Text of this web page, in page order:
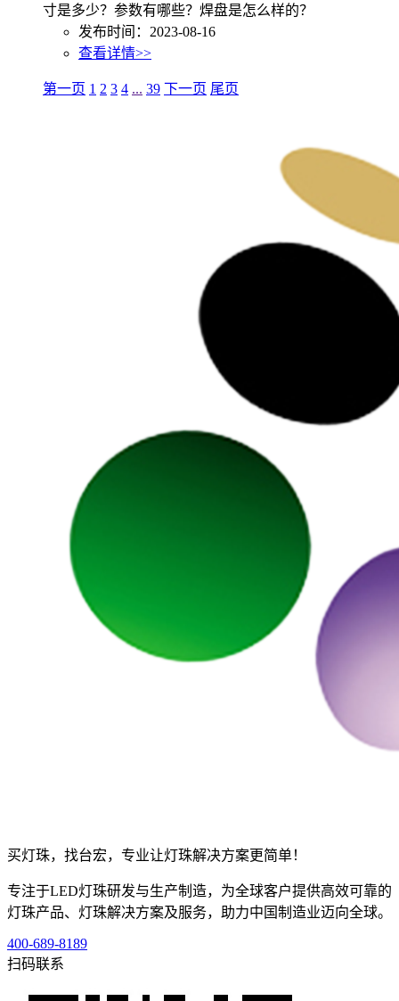
寸是多少？参数有哪些？焊盘是怎么样的？
发布时间：2023-08-16
查看详情>>
第一页 1 2 3 4 ... 39 下一页 尾页
买灯珠，找台宏，专业让灯珠解决方案更简单！
专注于LED灯珠研发与生产制造，为全球客户提供高效可靠的
灯珠产品、灯珠解决方案及服务，助力中国制造业迈向全球。
400-689-8189
扫码联系